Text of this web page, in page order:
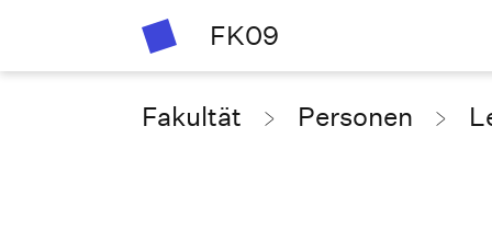
FK09
Fakultät Personen